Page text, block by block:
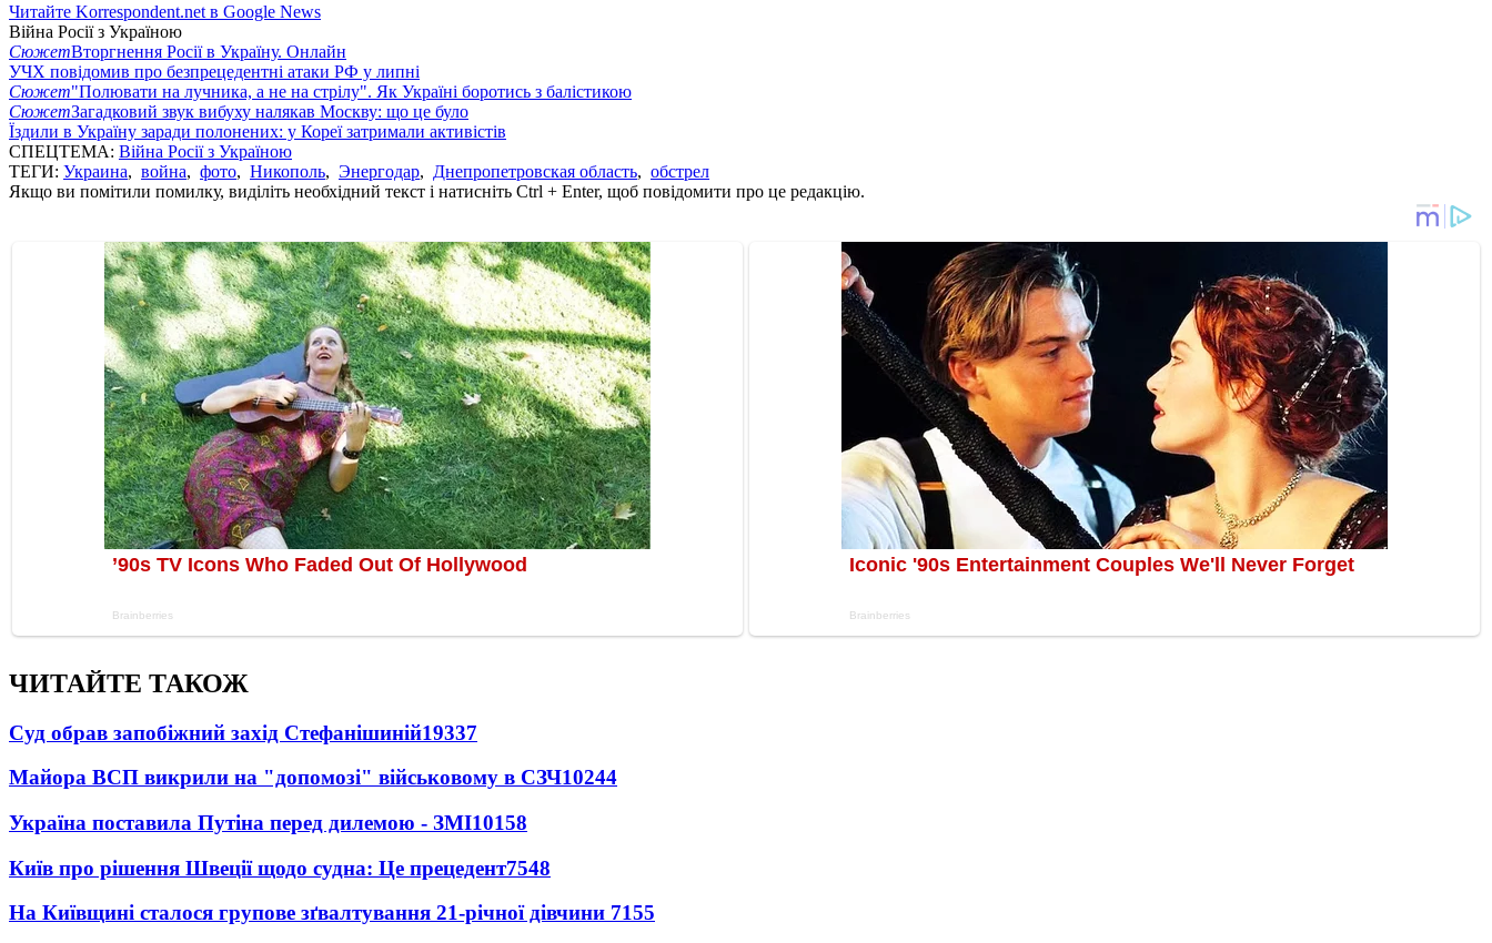
Читайте Korrespondent.net в Google News
Війна Росії з Україною
СюжетВторгнення Росії в Україну. Онлайн
УЧХ повідомив про безпрецедентні атаки РФ у липні
Сюжет"Полювати на лучника, а не на стрілу". Як Україні боротись з балістикою
СюжетЗагадковий звук вибуху налякав Москву: що це було
Їздили в Україну заради полонених: у Кореї затримали активістів
СПЕЦТЕМА: Війна Росії з Україною
ТЕГИ: Украина, война, фото, Никополь, Энергодар, Днепропетровская область, обстрел
Якщо ви помітили помилку, виділіть необхідний текст і натисніть Ctrl + Enter, щоб повідомити про це редакцію.
ЧИТАЙТЕ ТАКОЖ
Суд обрав запобіжний захід Стефанішиній19337
Майора ВСП викрили на "допомозі" військовому в СЗЧ10244
Україна поставила Путіна перед дилемою - ЗМІ10158
Київ про рішення Швеції щодо судна: Це прецедент7548
На Київщині сталося групове зґвалтування 21-річної дівчини 7155